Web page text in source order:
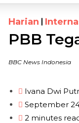
Harian
PBB
BBC News Indonesia
Ivana Dwi
September
2 minutes